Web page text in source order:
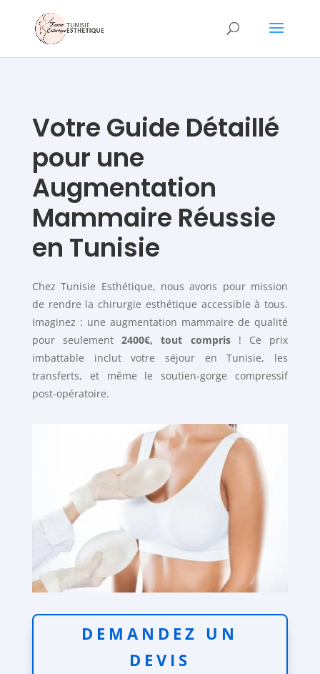
Votre Guide Détaillé
pour une
Augmentation
Mammaire Réussie
en Tunisie
Chez Tunisie Esthétique, nous avons pour mission
de rendre la chirurgie esthétique accessible à tous.
Imaginez : une augmentation mammaire de qualité
pour seulement2400€, tout compris! Ce prix
imbattable inclut votre séjour en Tunisie, les
transferts, et même le soutien-gorge compressif
post-opératoire.
DEMANDEZ UN
DEVIS